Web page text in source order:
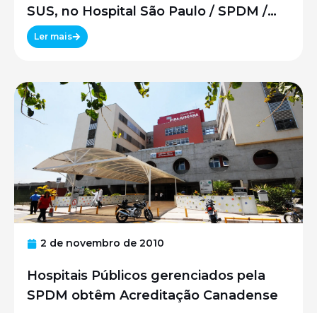
SUS, no Hospital São Paulo / SPDM /
UNIFESP
Ler mais
2 de novembro de 2010
Hospitais Públicos gerenciados pela
SPDM obtêm Acreditação Canadense